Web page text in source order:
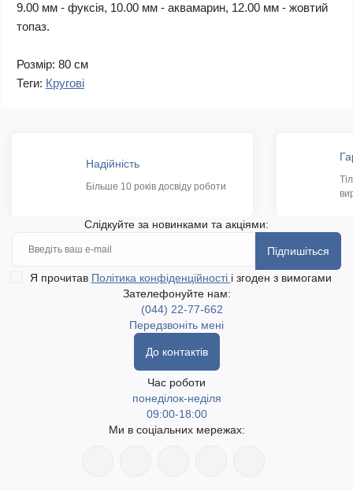
9.00 мм - фуксія, 10.00 мм - аквамарин, 12.00 мм - жовтий
топаз.
Розмір: 80 см
Теги: Кругові
Надійність
Більше 10 років досвіду роботи
Слідкуйте за новинками та акціями:
Підпишіться
Я прочитав Політика конфіденційності і згоден з вимогами
Зателефонуйте нам:
(044) 22-77-662
Передзвоніть мені
До контактів
Час роботи
понеділок-неділя
09:00-18:00
Ми в соціальних мережах: